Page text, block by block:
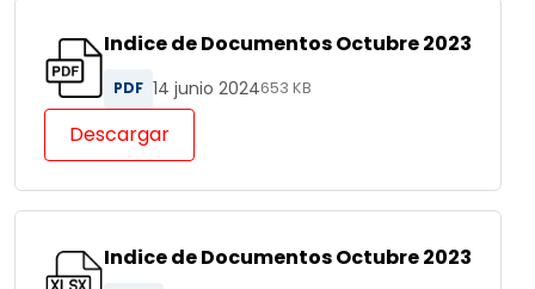
Indice de Documentos Octubre 2023
PDF 14 junio 2024653 KB
Descargar
Indice de Documentos Octubre 2023